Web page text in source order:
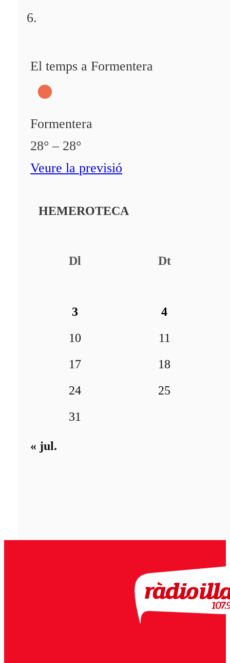
El temps a Formentera
Formentera
28° – 28°
Veure la previsió
HEMEROTECA
Dl Dt
3
4
10
11
17
18
24
25
31
« jul.